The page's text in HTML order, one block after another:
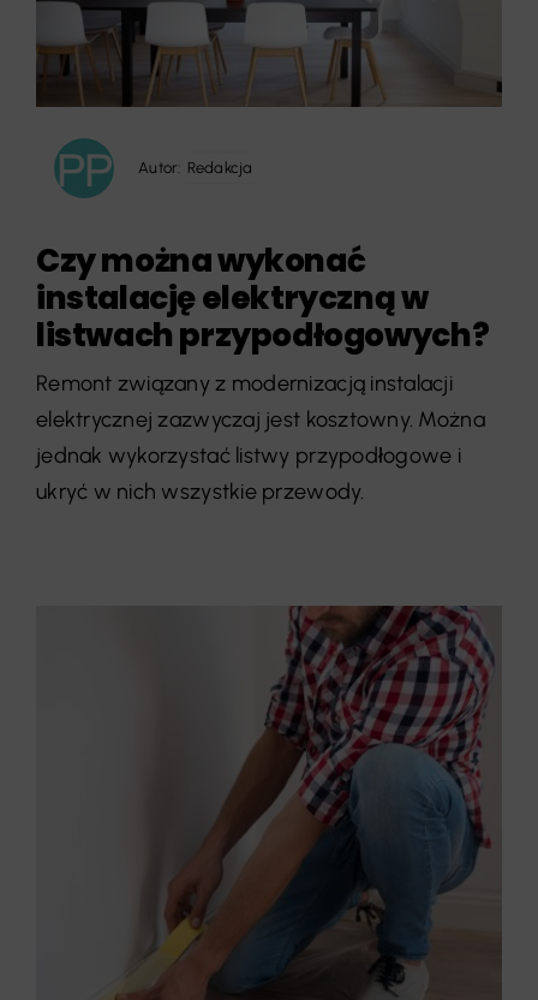
Autor: Redakcja
Czy można wykonać
instalację elektryczną w
listwach przypodłogowych?
Remont związany z modernizacją instalacji
elektrycznej zazwyczaj jest kosztowny. Można
jednak wykorzystać listwy przypodłogowe i
ukryć w nich wszystkie przewody.